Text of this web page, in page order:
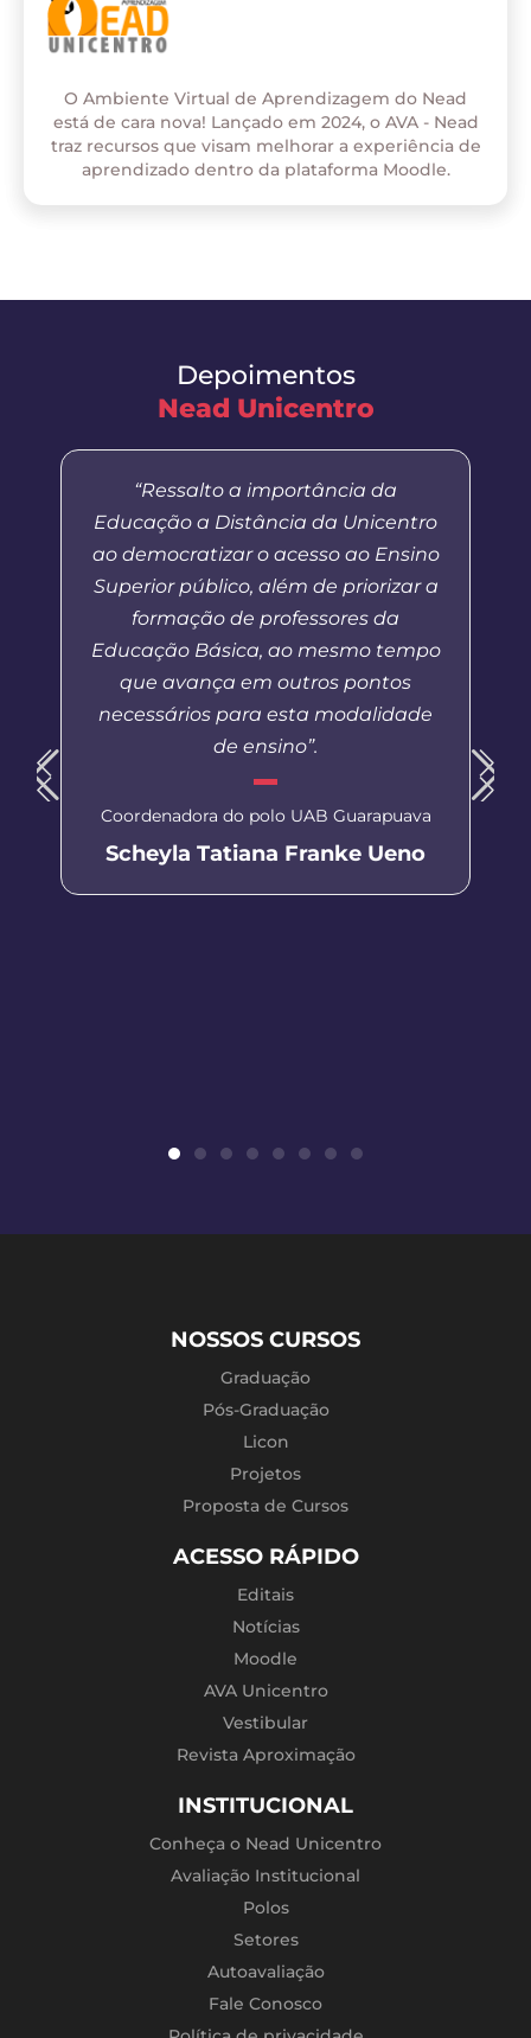
O Ambiente Virtual de Aprendizagem do Nead
está de cara nova! Lançado em 2024, o AVA - Nead
traz recursos que visam melhorar a experiência de
aprendizado dentro da plataforma Moodle.
Depoimentos
Nead Unicentro
“Ressalto a importância da
Educação a Distância da Unicentro
ao democratizar o acesso ao Ensino
Superior público, além de priorizar a
formação de professores da
Educação Básica, ao mesmo tempo
que avança em outros pontos
necessários para esta modalidade
de ensino”.
Coordenadora do polo UAB Guarapuava
Scheyla Tatiana Franke Ueno
NOSSOS CURSOS
Graduação
Pós-Graduação
Licon
Projetos
Proposta de Cursos
ACESSO RÁPIDO
Editais
Notícias
Moodle
AVA Unicentro
Vestibular
Revista Aproximação
INSTITUCIONAL
Conheça o Nead Unicentro
Avaliação Institucional
Polos
Setores
Autoavaliação
Fale Conosco